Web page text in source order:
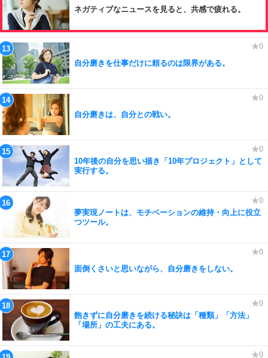
ネガティブなニュースを見ると、共感で疲れる。
自分磨きを仕事だけに頼るのは限界がある。
自分磨きは、自分との戦い。
10年後の自分を思い描き「10年プロジェクト」として
実行する。
夢実現ノートは、モチベーションの維持・向上に役立
つツール。
面倒くさいと思いながら、自分磨きをしない。
飽きずに自分磨きを続ける秘訣は「種類」「方法」
「場所」の工夫にある。